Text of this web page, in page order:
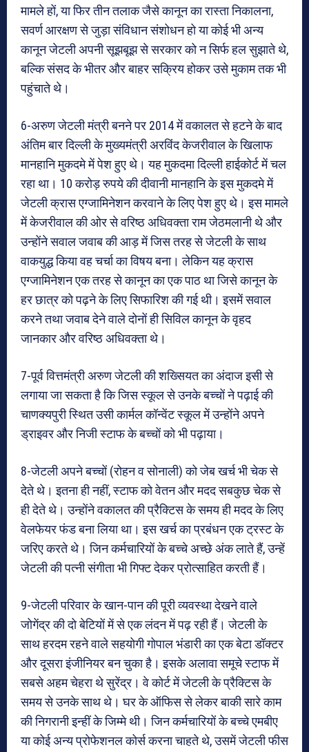
मामले हों, या फिर तीन तलाक जैसे कानून का रास्ता निकालना,
सवर्ण आरक्षण से जुड़ा संविधान संशोधन हो या कोई भी अन्य
कानून जेटली अपनी सूझबूझ से सरकार को न सिर्फ हल सुझाते थे,
बल्कि संसद के भीतर और बाहर सक्रिय होकर उसे मुकाम तक भी
पहुंचाते थे।
6-अरुण जेटली मंत्री बनने पर 2014 में वकालत से हटने के बाद
अंतिम बार दिल्ली के मुख्यमंत्री अरविंद केजरीवाल के खिलाफ
मानहानि मुकदमे में पेश हुए थे। यह मुकदमा दिल्ली हाईकोर्ट में चल
रहा था। 10 करोड़ रुपये की दीवानी मानहानि के इस मुकदमे में
जेटली क्रास एग्जामिनेशन करवाने के लिए पेश हुए थे। इस मामले
में केजरीवाल की ओर से वरिष्ठ अधिवक्ता राम जेठमलानी थे और
उन्होंने सवाल जवाब की आड़ में जिस तरह से जेटली के साथ
वाकयुद्ध किया वह चर्चा का विषय बना। लेकिन यह क्रास
एग्जामिनेशन एक तरह से कानून का एक पाठ था जिसे कानून के
हर छात्र को पढ़ने के लिए सिफारिश की गई थी। इसमें सवाल
करने तथा जवाब देने वाले दोनों ही सिविल कानून के वृहद
जानकार और वरिष्ठ अधिवक्ता थे।
7-पूर्व वित्तमंत्री अरुण जेटली की शख्सियत का अंदाज इसी से
लगाया जा सकता है कि जिस स्कूल से उनके बच्चों ने पढ़ाई की
चाणक्यपुरी स्थित उसी कार्मल कॉन्वेंट स्कूल में उन्होंने अपने
ड्राइवर और निजी स्टाफ के बच्चों को भी पढ़ाया।
8-जेटली अपने बच्चों (रोहन व सोनाली) को जेब खर्च भी चेक से
देते थे। इतना ही नहीं, स्टाफ को वेतन और मदद सबकुछ चेक से
ही देते थे। उन्होंने वकालत की प्रैक्टिस के समय ही मदद के लिए
वेलफेयर फंड बना लिया था। इस खर्च का प्रबंधन एक ट्रस्ट के
जरिए करते थे। जिन कर्मचारियों के बच्चे अच्छे अंक लाते हैं, उन्हें
जेटली की पत्नी संगीता भी गिफ्ट देकर प्रोत्साहित करती हैं।
9-जेटली परिवार के खान-पान की पूरी व्यवस्था देखने वाले
जोगेंद्र की दो बेटियों में से एक लंदन में पढ़ रही हैं। जेटली के
साथ हरदम रहने वाले सहयोगी गोपाल भंडारी का एक बेटा डॉक्टर
और दूसरा इंजीनियर बन चुका है। इसके अलावा समूचे स्टाफ में
सबसे अहम चेहरा थे सुरेंद्र। वे कोर्ट में जेटली के प्रैक्टिस के
समय से उनके साथ थे। घर के ऑफिस से लेकर बाकी सारे काम
की निगरानी इन्हीं के जिम्मे थी। जिन कर्मचारियों के बच्चे एमबीए
या कोई अन्य प्रोफेशनल कोर्स करना चाहते थे, उसमें जेटली फीस